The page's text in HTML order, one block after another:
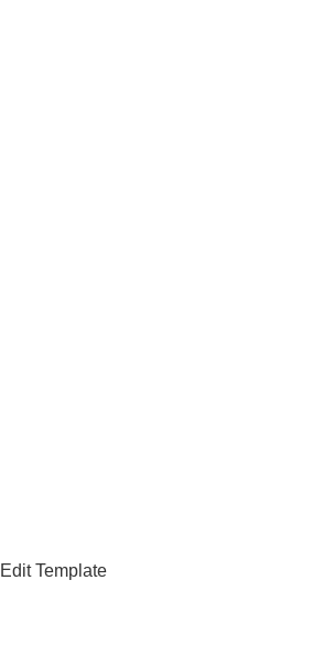
Edit Template